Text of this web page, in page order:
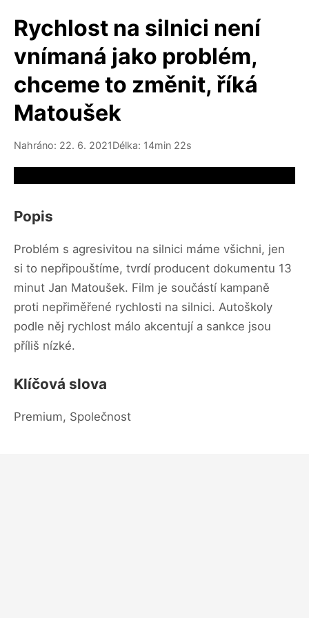
Rychlost na silnici není
vnímaná jako problém,
chceme to změnit, říká
Matoušek
Nahráno: 22. 6. 2021Délka: 14min 22s
Popis
Problém s agresivitou na silnici máme všichni, jen
si to nepřipouštíme, tvrdí producent dokumentu 13
minut Jan Matoušek. Film je součástí kampaně
proti nepřiměřené rychlosti na silnici. Autoškoly
podle něj rychlost málo akcentují a sankce jsou
příliš nízké.
Klíčová slova
Premium, Společnost